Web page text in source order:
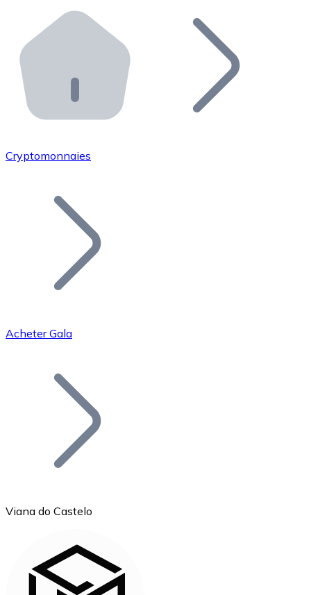
Distributeurs automatiques Bitnovo
Intégrez un ATM Bitnovo dans votre entreprise et
API Bitnovo
Intégrez notre API dans votre écosystème.
Rejoignez notre réseau de distributeurs et
Ajoutez le token de votre projet à notre service
Bitcoin
Ethereum
Cryptomonnaies
Acheter Gala
Viana do Castelo